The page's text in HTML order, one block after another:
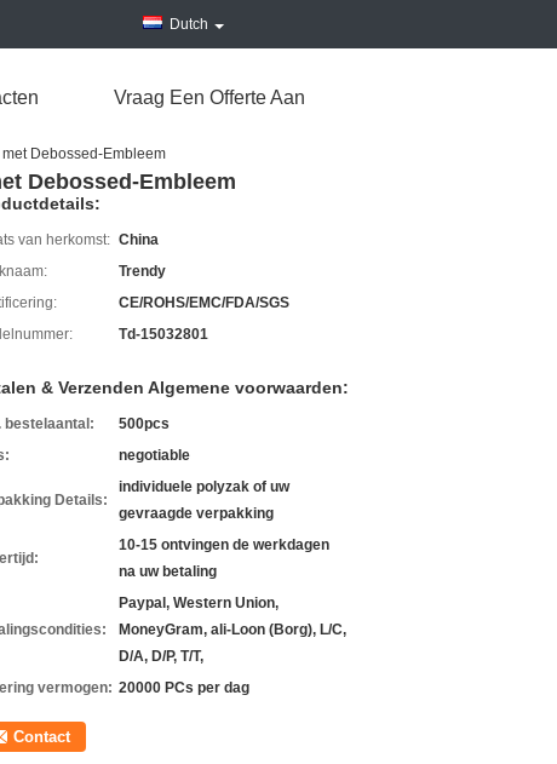
Dutch
Vraag Een Offerte Aan
Debossed-Embleem
Debossed-Embleem
van herkomst: China
Trendy
CE/ROHS/EMC/FDA/SGS
Td-15032801
& Verzenden Algemene voorwaarden:
bestelaantal:
500pcs
negotiable
Details:
individuele polyzak of uw
gevraagde verpakking
10-15 ontvingen de werkdagen
na uw betaling
Paypal, Western Union,
MoneyGram, ali-Loon (Borg), L/C,
D/A, D/P, T/T,
vermogen: 20000 PCs per dag
Contact